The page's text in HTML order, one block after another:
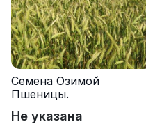
Семена Озимой
Пшеницы.
Не указана